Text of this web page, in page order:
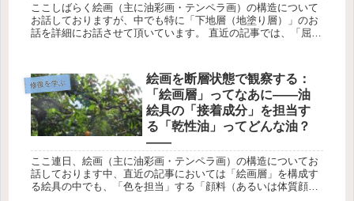
ここしばらく絵画（主に油彩画・テンペラ画）の構造について
お話しておりますが、中でも特に「下地層（地塗り層）」のお
話を詳細にお話させて頂いています。 直近の記事では、「屈折
修復を学ぶ
絵画を断層状態で観察する：
「絵画層」ってなあに――油
絵具の「接着成分」を担当す
る「乾性油」ってどんな油？
――
ここ連日、絵画（主に油彩画・テンペラ画）の構造についてお
話しております中、直近の記事においては「絵画層」を構成す
る絵具の中でも、「色を担当」する「顔料（あるいは体質顔